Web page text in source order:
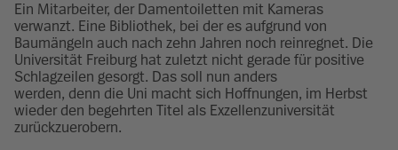
Ein Mitarbeiter, der Damentoiletten mit Kameras
verwanzt. Eine Bibliothek, bei der es aufgrund von
Baumängeln auch nach zehn Jahren noch reinregnet. Die
Universität Freiburg hat zuletzt nicht gerade für positive
Schlagzeilen gesorgt. Das soll nun anders
werden, denn die Uni macht sich Hoffnungen, im Herbst
wieder den begehrten Titel als Exzellenzuniversität
zurückzuerobern.